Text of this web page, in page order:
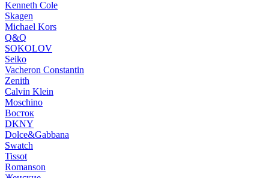
Kenneth Cole
Skagen
Michael Kors
Q&Q
SOKOLOV
Seiko
Vacheron Constantin
Zenith
Calvin Klein
Moschino
Восток
DKNY
Dolce&Gabbana
Swatch
Tissot
Romanson